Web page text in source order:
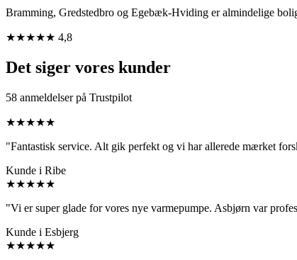
Bramming, Gredstedbro og Egebæk-Hviding er almindelige
★★★★★ 4,8
Det siger vores kunder
58 anmeldelser på Trustpilot
★★★★★
"Fantastisk service. Alt gik perfekt og vi har allerede mærket
Kunde i Ribe
★★★★★
"Vi er super glade for vores nye varmepumpe. Asbjørn var
Kunde i Esbjerg
★★★★★